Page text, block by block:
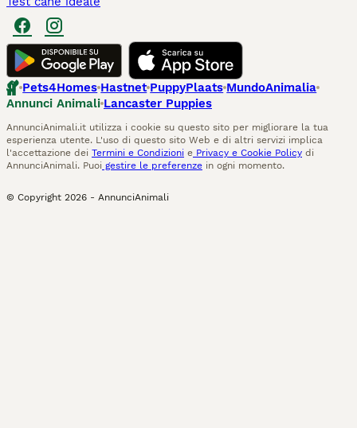
Pets4Homes Hastnet PuppyPlaats MundoAnimalia
Annunci Animali Lancaster Puppies
AnnunciAnimali.it utilizza i cookie su questo sito per migliorare la tua
esperienza utente. L'uso di questo sito Web e di altri servizi implica
l'accettazione dei Termini e Condizioni e Privacy e Cookie Policy di
AnnunciAnimali. Puoi gestire le preferenze in ogni momento.
© Copyright 2026 - AnnunciAnimali